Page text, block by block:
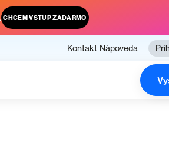
CHCEM VSTUP ZADARMO
Kontakt Nápoveda